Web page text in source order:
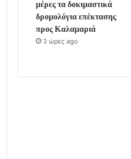
μέρες τα δοκιμαστικά
δρομολόγια επέκτασης
προς Καλαμαριά
3 ώρες ago